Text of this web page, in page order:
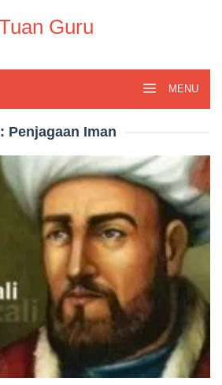
Guru
MENU
Penjagaan Iman